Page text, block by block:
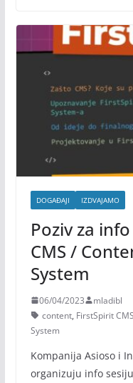
DOGAĐAJI IZDVAJAMO
Poziv za
CMS /
System
06/04/2023
mladibl
content, FirstSpirit CMS
System
Kompanija Asioso i
organizuju info